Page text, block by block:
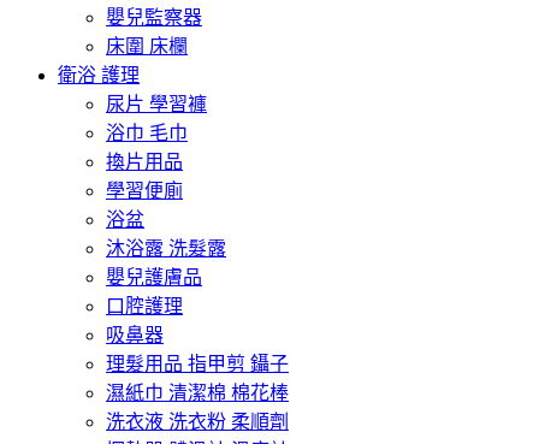
嬰兒監察器
床圍 床欄
衛浴 護理
尿片 學習褲
浴巾 毛巾
換片用品
學習便廁
浴盆
沐浴露 洗髮露
嬰兒護膚品
口腔護理
吸鼻器
理髮用品 指甲剪 鑷子
濕紙巾 清潔棉 棉花棒
洗衣液 洗衣粉 柔順劑